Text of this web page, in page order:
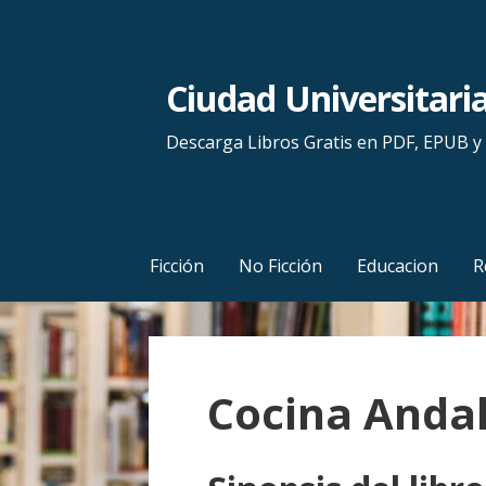
n
t
e
n
i
d
Ciudad
Descarga Libros Gratis en PDF, EPUB y
Ficción No Ficción Educacion
Cocina